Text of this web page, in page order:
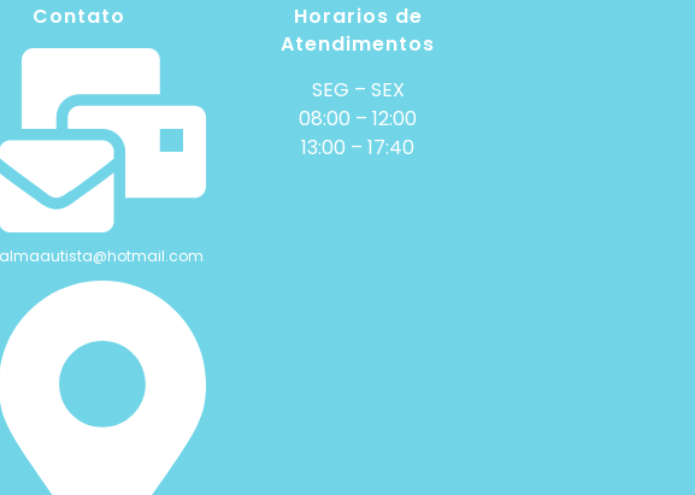
Contato
almaautista@hotmail.com
Horarios de
Atendimentos
SEG – SEX
08:00 – 12:00
13:00 – 17:40